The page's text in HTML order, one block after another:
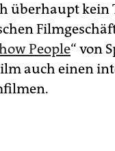
überhaupt kein
People“ von
auch einen